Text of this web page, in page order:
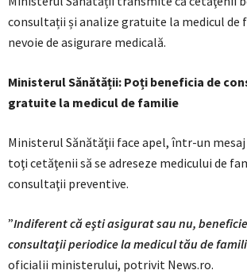
consultații și analize gratuite la medicul de
nevoie de asigurare medicală.
Ministerul Sănătății: Poți beneficia de
gratuite la medicul de familie
Ministerul Sănătăţii face apel, într-un
toţi cetăţenii să se adreseze medicului de
consultaţii preventive.
”Indiferent că eşti asigurat sau nu,
consultaţii periodice la medicul tău de
oficialii ministerului, potrivit News.ro.